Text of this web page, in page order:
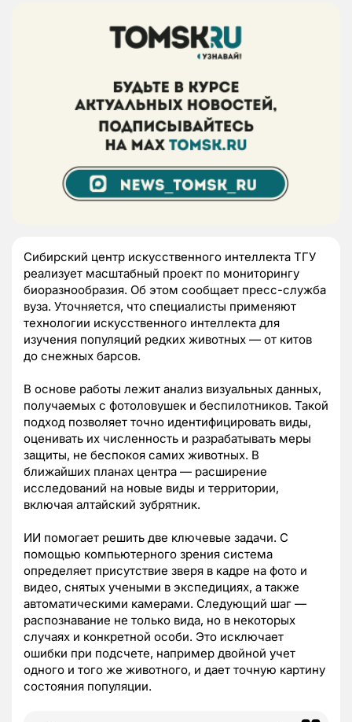
Сибирский центр искусственного интеллекта ТГУ
реализует масштабный проект по мониторингу
биоразнообразия. Об этом сообщает пресс-служба
вуза. Уточняется, что специалисты применяют
технологии искусственного интеллекта для
изучения популяций редких животных — от китов
до снежных барсов.
В основе работы лежит анализ визуальных данных,
получаемых с фотоловушек и беспилотников. Такой
подход позволяет точно идентифицировать виды,
оценивать их численность и разрабатывать меры
защиты, не беспокоя самих животных. В
ближайших планах центра — расширение
исследований на новые виды и территории,
включая алтайский зубрятник.
ИИ помогает решить две ключевые задачи. С
помощью компьютерного зрения система
определяет присутствие зверя в кадре на фото и
видео, снятых учеными в экспедициях, а также
автоматическими камерами. Следующий шаг —
распознавание не только вида, но в некоторых
случаях и конкретной особи. Это исключает
ошибки при подсчете, например двойной учет
одного и того же животного, и дает точную картину
состояния популяции.